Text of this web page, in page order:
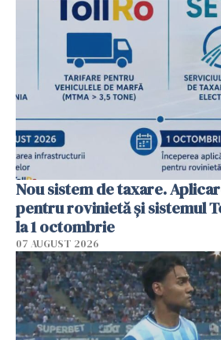
Nou sistem de taxare.
pentru rovinietă şi sistemul
la 1 octombrie
07 AUGUST 2026